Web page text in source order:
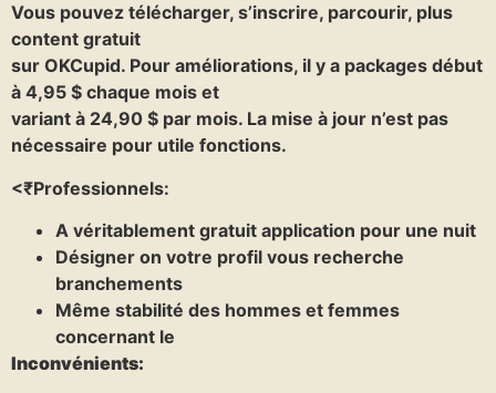
Vous pouvez télécharger, s’inscrire, parcourir, plus
content gratuit
sur OKCupid. Pour améliorations, il y a packages début
à 4,95 $ chaque mois et
variant à 24,90 $ par mois. La mise à jour n’est pas
nécessaire pour utile fonctions.
<₹Professionnels:
A véritablement gratuit application pour une nuit
Désigner on votre profil vous recherche
branchements
Même stabilité des hommes et femmes
concernant le
Inconvénients: